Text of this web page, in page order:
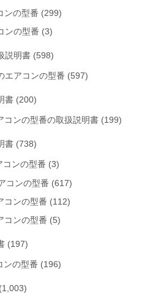
ンの型番 (299)
ンの型番 (3)
説明書 (598)
エアコンの型番 (597)
書 (200)
コンの型番の取扱説明書 (199)
書 (738)
コンの型番 (3)
コンの型番 (617)
コンの型番 (112)
コンの型番 (5)
(197)
ンの型番 (196)
(1,003)